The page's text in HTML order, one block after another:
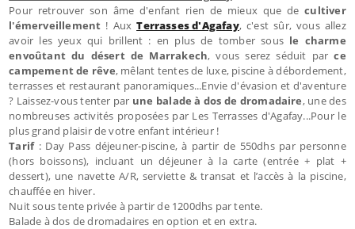
Pour retrouver son âme d'enfant rien de mieux que decultiver
l'émerveillement ! AuxTerrasses d'Agafay, c'est sûr, vous allez
avoir les yeux qui brillent : en plus de tomber sous le charme
envoûtant du désert de Marrakech, vous serez séduit parce
campement de rêve, mêlant tentes de luxe, piscine à débordement,
terrasses et restaurant panoramiques...Envie d'évasion et d'aventure
? Laissez-vous tenter par une balade à dos de dromadaire, une des
nombreuses activités proposées par Les Terrasses d'Agafay...Pour le
plus grand plaisir de votre enfant intérieur !
Tarif : Day Pass déjeuner-piscine, à partir de 550dhs par personne
(hors boissons), incluant un déjeuner à la carte (entrée + plat +
dessert), une navette A/R, serviette & transat et l’accès à la piscine,
chauffée en hiver.
Nuit sous tente privée à partir de 1200dhs par tente.
Balade à dos de dromadaires en option et en extra.